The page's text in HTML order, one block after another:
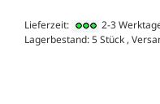
Lieferzeit: 2-3
Lagerbestand: 5 Stück ,